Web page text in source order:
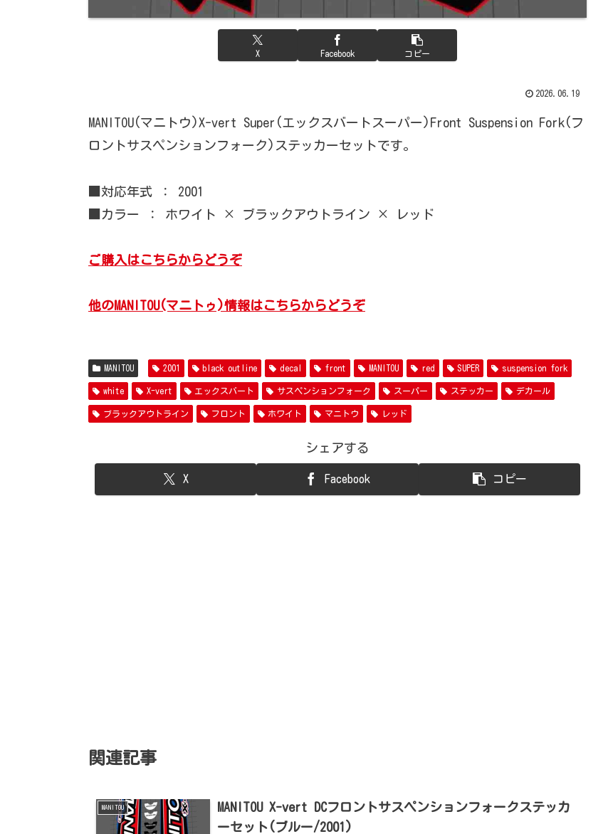
X Facebook コピー
2026.06.19
MANITOU(マニトウ)X-vert Super(エックスバートスーパー)Front Suspension Fork(フ
ロントサスペンションフォーク)ステッカーセットです。
■対応年式 ： 2001
■カラー ： ホワイト × ブラックアウトライン × レッド
ご購入はこちらからどうぞ
他のMANITOU(マニトゥ)情報はこちらからどうぞ
MANITOU 2001 black outline decal front MANITOU red SUPER suspension fork
white X-vert エックスバート サスペンションフォーク スーパー ステッカー デカール
ブラックアウトライン フロント ホワイト マニトウ レッド
シェアする
X Facebook コピー
関連記事
MANITOU
MANITOU X-vert DCフロントサスペンションフォークステッカ
ーセット(ブルー/2001)